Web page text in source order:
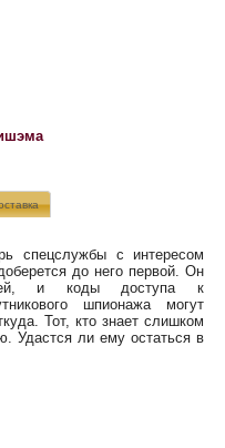
спецслужбы с интересом
до него первой. Он
и коды доступа к
шпионажа могут
Тот, кто знает слишком
Удастся ли ему остаться в